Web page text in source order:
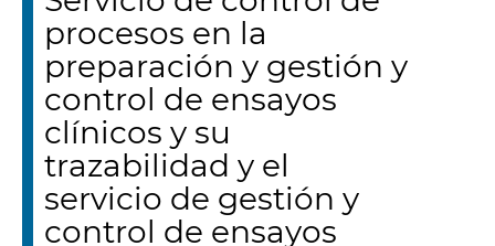
procesos en la
preparación y gestión y
control de ensayos
clínicos y su
trazabilidad y el
servicio de gestión y
control de ensayos